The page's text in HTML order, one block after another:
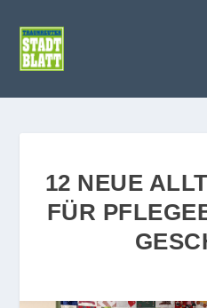
12 NEUE
FÜR